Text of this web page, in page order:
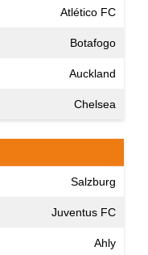
Atlético FC
Botafogo
Auckland
Chelsea
Salzburg
Juventus FC
Ahly